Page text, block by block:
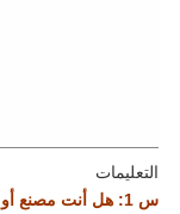
التعليمات
س 1: هل أنت مصنع أو شركة تجارية؟